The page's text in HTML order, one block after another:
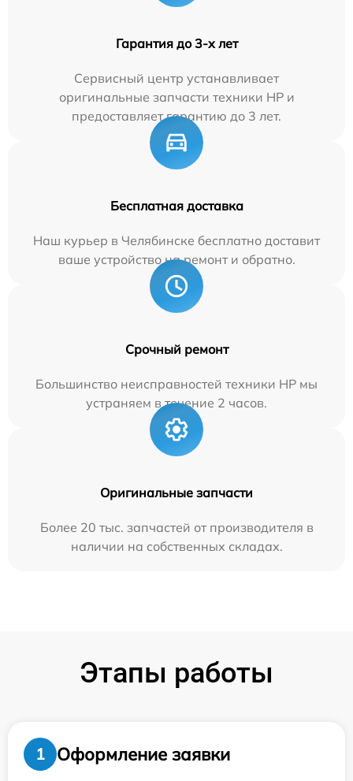
Гарантия до 3-х лет
Сервисный центр устанавливает
оригинальные запчасти техники HP и
предоставляет гарантию до 3 лет.
Бесплатная доставка
Наш курьер в Челябинске бесплатно доставит
ваше устройство на ремонт и обратно.
Срочный ремонт
Большинство неисправностей техники HP мы
устраняем в течение 2 часов.
Оригинальные запчасти
Более 20 тыс. запчастей от производителя в
наличии на собственных складах.
Этапы работы
1
Оформление заявки